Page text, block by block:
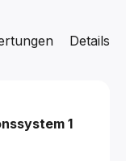
Details
1